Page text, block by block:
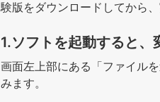
験版をダウンロードしてから
1.ソフトを起動すると、
画面左上部にある「ファイル
みます。